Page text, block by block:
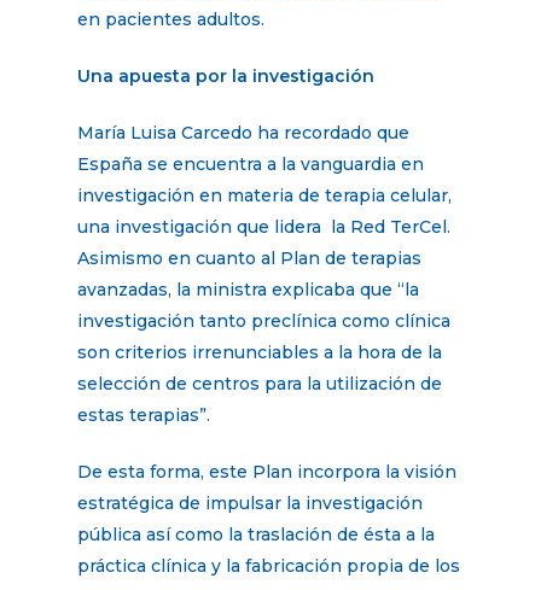
en pacientes adultos.
Una apuesta por la investigación
María Luisa Carcedo ha recordado que
España se encuentra a la vanguardia en
investigación en materia de terapia celular,
una investigación que lidera la Red TerCel.
Asimismo en cuanto al Plan de terapias
avanzadas, la ministra explicaba que “la
investigación tanto preclínica como clínica
son criterios irrenunciables a la hora de la
selección de centros para la utilización de
estas terapias”.
De esta forma, este Plan incorpora la visión
estratégica de impulsar la investigación
pública así como la traslación de ésta a la
práctica clínica y la fabricación propia de los